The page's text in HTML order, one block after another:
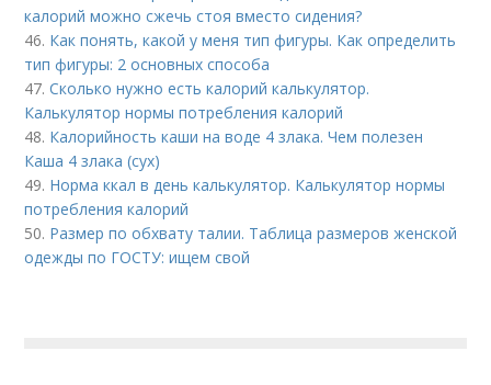
калорий можно сжечь стоя вместо сидения?
46. Как понять, какой у меня тип фигуры. Как определить
тип фигуры: 2 основных способа
47.Сколько нужно есть калорий калькулятор.
Калькулятор нормы потребления калорий
48. Калорийность каши на воде 4 злака. Чем полезен
Каша 4 злака (сух)
49. Норма ккал в день калькулятор. Калькулятор нормы
потребления калорий
50. Размер по обхвату талии. Таблица размеров женской
одежды по ГОСТУ: ищем свой